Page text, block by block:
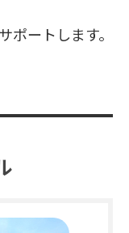
ポートします。